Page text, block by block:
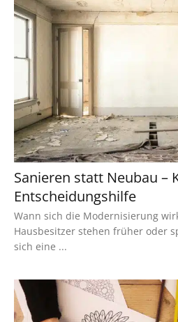
Sanieren statt Neubau –
Entscheidungshilfe
Wann sich die Modernisierung
Hausbesitzer stehen früher oder
sich eine ...